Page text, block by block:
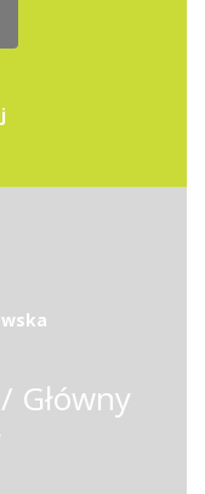
Główny